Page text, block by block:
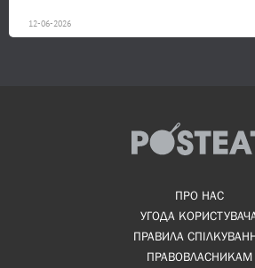
12-06-2026
ПРО НАС
УГОДА
ПРАВИЛА
ПРАВОВЛАСНИКАМ